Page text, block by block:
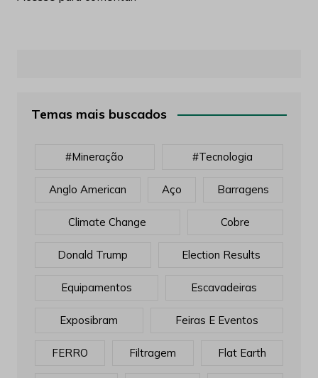
Temas mais buscados
#mineração #tecnologia
Anglo American Aço Barragens
Climate Change Cobre
Donald Trump Election Results
Equipamentos Escavadeiras
Exposibram Feiras E Eventos
FERRO Filtragem Flat Earth